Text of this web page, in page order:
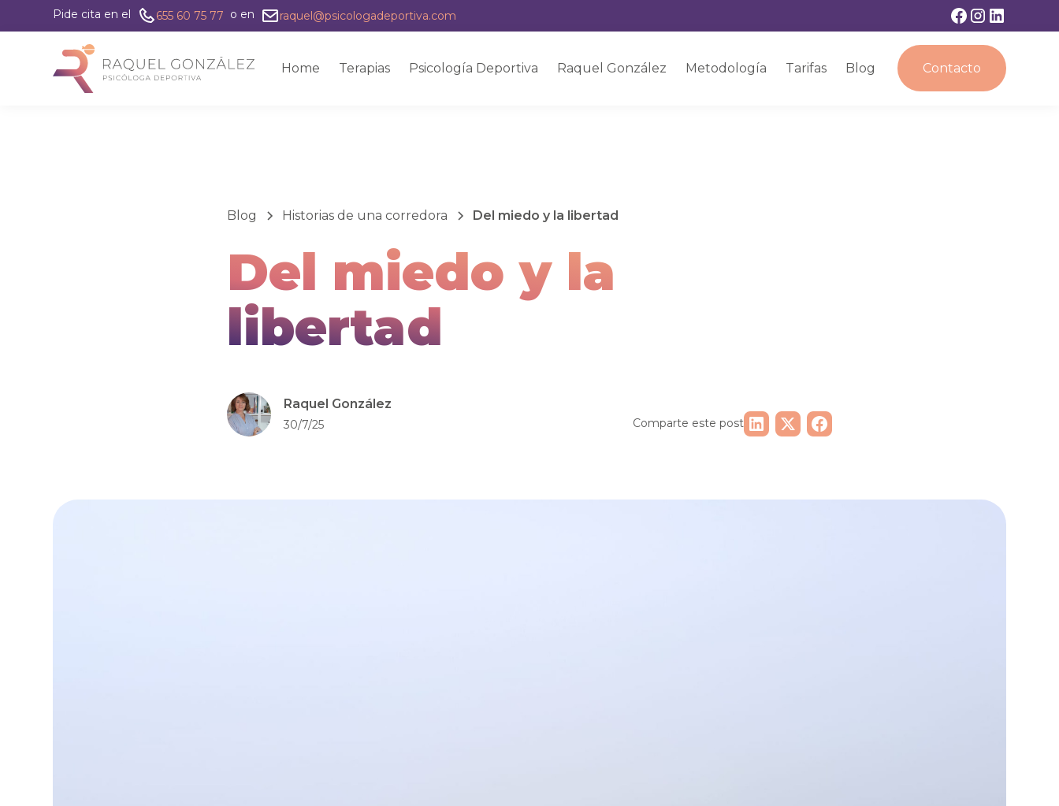
Pide cita en el 655 60 75 77 o en raquel@psicologadeportiva.com
Home Terapias Psicología Deportiva Raquel González Metodología Tarifas Blog Contacto
Blog Historias de una corredora Del miedo y la libertad
Del miedo y la
libertad
Raquel González
30/7/25 Comparte este post